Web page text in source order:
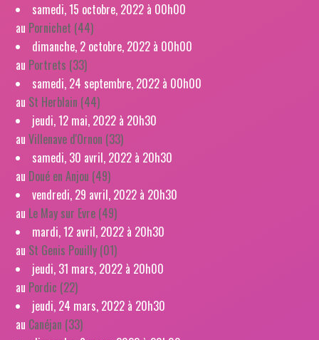
samedi, 15 octobre, 2022 à 00h00
au Pornichet (44)
dimanche, 2 octobre, 2022 à 00h00
au Portrets (33)
samedi, 24 septembre, 2022 à 00h00
au St Herblain (44)
jeudi, 12 mai, 2022 à 20h30
auVillenave d'Ornon (33)
samedi, 30 avril, 2022 à 20h30
au Doué en Anjou (49)
vendredi, 29 avril, 2022 à 20h30
au Le May sur Evre (49)
mardi, 12 avril, 2022 à 20h30
au St Genis Pouilly (01)
jeudi, 31 mars, 2022 à 20h00
au Pordic (22)
jeudi, 24 mars, 2022 à 20h30
au Canéjan (33)